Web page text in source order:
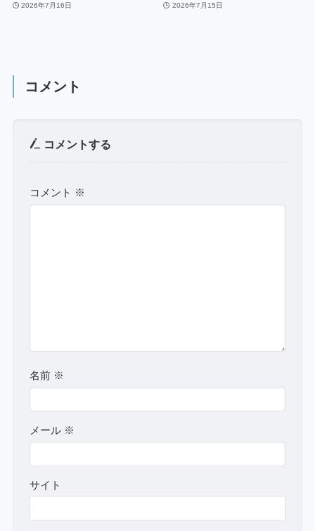
2026年7月16日 2026年7月15日
コメント
コメントする
コメント ※
名前 ※
メール ※
サイト